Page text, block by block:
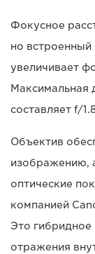
Фокусное
но встроенный
увеличивает
Максимальная
составляет f/
Объектив
изображению,
оптические
компанией
Это
отражения